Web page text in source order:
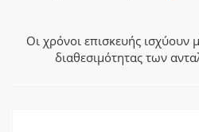
Οι χρόνοι επισκευής
διαθεσιμότητας των